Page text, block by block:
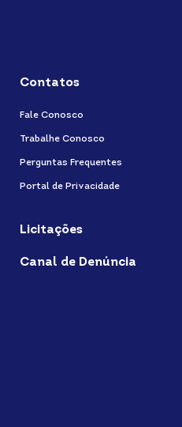
Contatos
Fale Conosco
Trabalhe Conosco
Perguntas Frequentes
Portal de Privacidade
Licitações
Canal de Denúncia